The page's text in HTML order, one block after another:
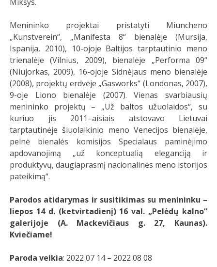
Menininko projektai pristatyti Miuncheno
„Kunstverein“, „Manifesta 8“ bienalėje (Mursija,
Ispanija, 2010), 10-ojoje Baltijos tarptautinio meno
trienalėje (Vilnius, 2009), bienalėje „Performa 09“
(Niujorkas, 2009), 16-ojoje Sidnėjaus meno bienalėje
(2008), projektų erdvėje „Gasworks“ (Londonas, 2007),
9-oje Liono bienalėje (2007). Vienas svarbiausių
menininko projektų – „Už baltos užuolaidos“, su
kuriuo jis 2011–aisiais atstovavo Lietuvai
tarptautinėje šiuolaikinio meno Venecijos bienalėje,
pelnė bienalės komisijos Specialaus paminėjimo
apdovanojimą „už konceptualią eleganciją ir
produktyvų, daugiaprasmį nacionalinės meno istorijos
pateikimą“.
Parodos atidarymas ir susitikimas su menininku –
liepos 14 d. (ketvirtadienį) 16 val. „Pelėdų kalno“
galerijoje (A. Mackevičiaus g. 27, Kaunas).
Kviečiame!
Paroda veikia: 2022 07 14 – 2022 08 08